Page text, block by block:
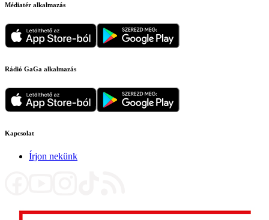
Médiatér alkalmazás
Rádió GaGa alkalmazás
Kapcsolat
Írjon nekünk